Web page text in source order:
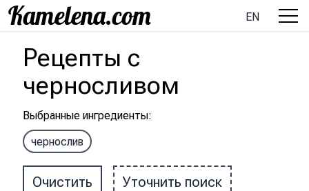
EN
Рецепты с
черносливом
Выбранные ингредиенты:
чернослив
Очистить Уточнить поиск